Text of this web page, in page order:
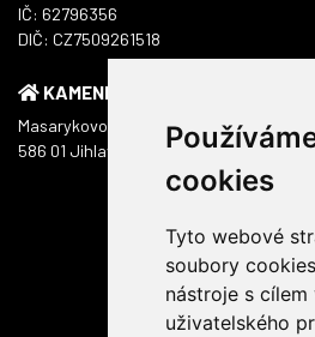
cookies
Tyto webové
soubory
nástroje s cílem
uživatelského
IČ: 62796356
DIČ: CZ7509261518
KAMENNÁ PRODEJNA
Masarykovo náměstí 1217/51
586 01 Jihlava